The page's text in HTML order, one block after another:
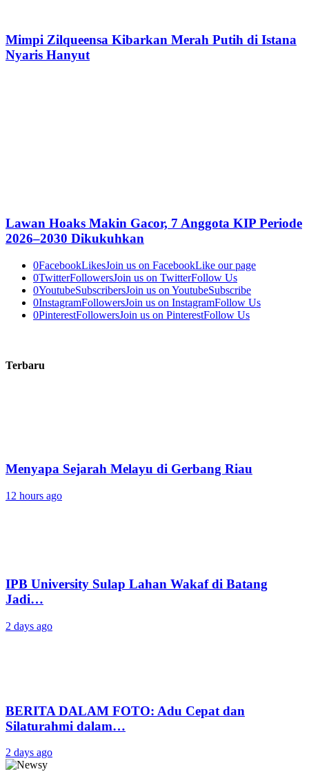
Mimpi Zilqueensa Kibarkan Merah Putih di Istana
Nyaris Hanyut
Lawan Hoaks Makin Gacor, 7 Anggota KIP Periode
2026–2030 Dikukuhkan
0FacebookLikesJoin us on FacebookLike our page
0TwitterFollowersJoin us on TwitterFollow Us
0YoutubeSubscribersJoin us on YoutubeSubscribe
0InstagramFollowersJoin us on InstagramFollow Us
0PinterestFollowersJoin us on PinterestFollow Us
Terbaru
Menyapa Sejarah Melayu di Gerbang Riau
12 hours ago
IPB University Sulap Lahan Wakaf di Batang
Jadi…
2 days ago
BERITA DALAM FOTO: Adu Cepat dan
Silaturahmi dalam…
2 days ago